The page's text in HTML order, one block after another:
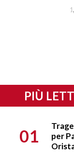
1
PIÙ
01
per